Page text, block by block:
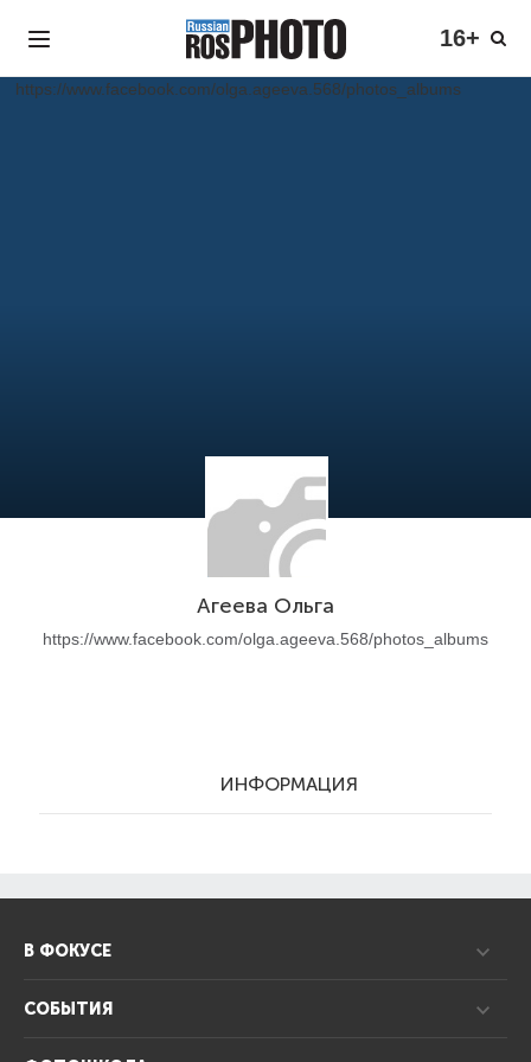
16+
https://www.facebook.com/olga.ageeva.568/photos_albums
Агеева Ольга
https://www.facebook.com/olga.ageeva.568/photos_albums
ИНФОРМАЦИЯ
В ФОКУСЕ
СОБЫТИЯ